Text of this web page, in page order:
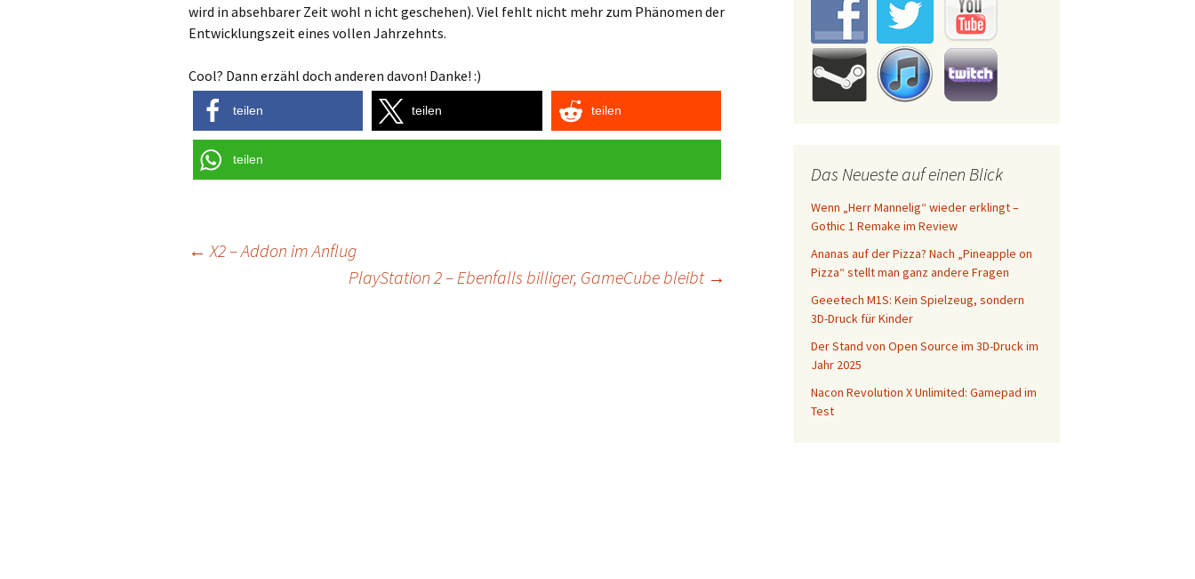
wird in absehbarer Zeit wohl n icht geschehen). Viel fehlt nicht mehr zum Phänomen der
Entwicklungszeit eines vollen Jahrzehnts.
Cool? Dann erzähl doch anderen davon! Danke! :)
teilen teilen teilen
teilen
← X2 – Addon im Anflug
PlayStation 2 – Ebenfalls billiger, GameCube bleibt →
Das Neueste auf einen Blick
Wenn „Herr Mannelig“ wieder erklingt –
Gothic 1 Remake im Review
Ananas auf der Pizza? Nach „Pineapple on
Pizza“ stellt man ganz andere Fragen
Geeetech M1S: Kein Spielzeug, sondern
3D-Druck für Kinder
Der Stand von Open Source im 3D-Druck im
Jahr 2025
Nacon Revolution X Unlimited: Gamepad im
Test